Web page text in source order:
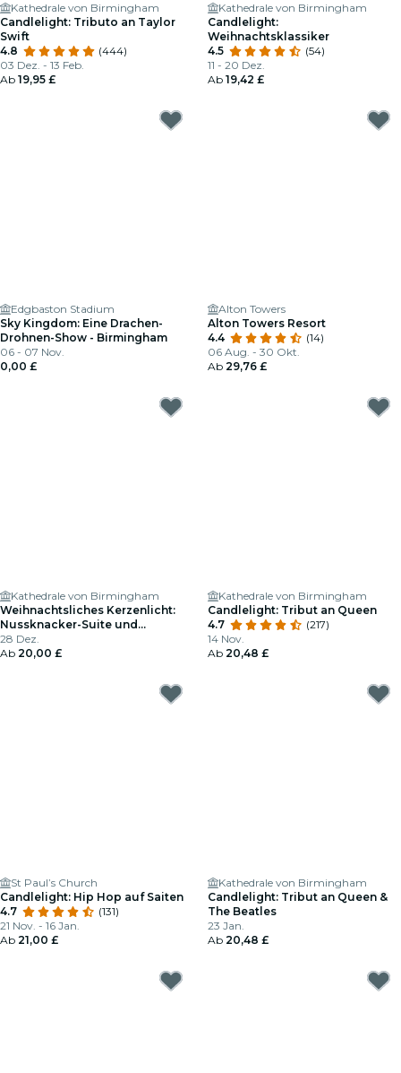
Kathedrale von Birmingham
Candlelight: Tributo an Taylor
Swift
4.8
(444)
03 Dez. - 13 Feb.
Ab 19,95 £
Kathedrale von Birmingham
Candlelight:
Weihnachtsklassiker
4.5
(54)
11 - 20 Dez.
Ab 19,42 £
Edgbaston Stadium
Sky Kingdom: Eine Drachen-
Drohnen-Show - Birmingham
06 - 07 Nov.
0,00 £
Alton Towers
Alton Towers Resort
4.4
(14)
06 Aug. - 30 Okt.
Ab 29,76 £
Kathedrale von Birmingham
Weihnachtsliches Kerzenlicht:
Nussknacker-Suite und
Rachmaninow 2. Klavierkonzert
in der Birmingham Cathedral
28 Dez.
Ab 20,00 £
Kathedrale von Birmingham
Candlelight: Tribut an Queen
4.7
(217)
14 Nov.
Ab 20,48 £
St Paul’s Church
Candlelight: Hip Hop auf Saiten
4.7
(131)
21 Nov. - 16 Jan.
Ab 21,00 £
Kathedrale von Birmingham
Candlelight: Tribut an Queen &
The Beatles
23 Jan.
Ab 20,48 £